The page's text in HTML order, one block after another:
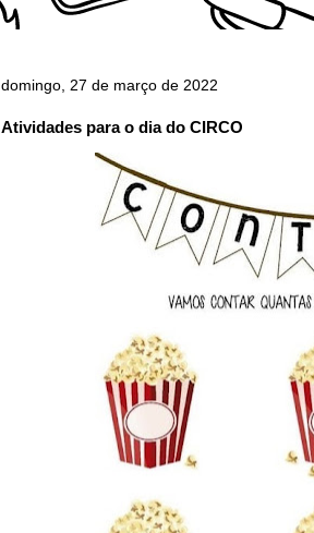
domingo, 27 de março de 2022
Atividades para o dia do CIRCO